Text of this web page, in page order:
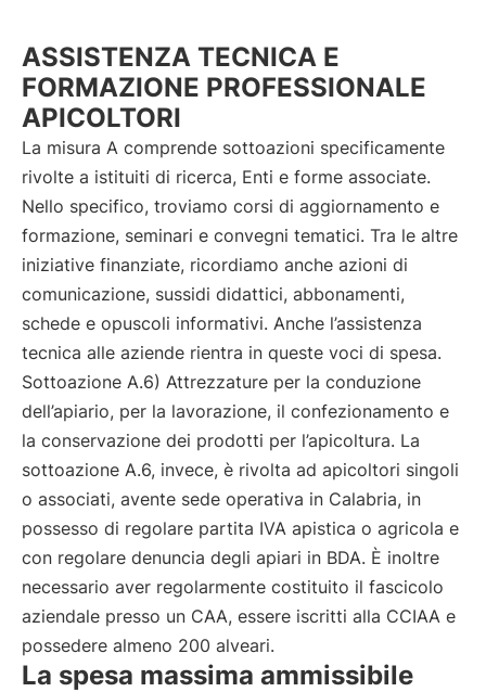
ASSISTENZA TECNICA E
FORMAZIONE PROFESSIONALE
APICOLTORI
La misura A comprende sottoazioni specificamente
rivolte a istituiti di ricerca, Enti e forme associate.
Nello specifico, troviamo corsi di aggiornamento e
formazione, seminari e convegni tematici. Tra le altre
iniziative finanziate, ricordiamo anche azioni di
comunicazione, sussidi didattici, abbonamenti,
schede e opuscoli informativi. Anche l’assistenza
tecnica alle aziende rientra in queste voci di spesa.
Sottoazione A.6) Attrezzature per la conduzione
dell’apiario, per la lavorazione, il confezionamento e
la conservazione dei prodotti per l’apicoltura. La
sottoazione A.6, invece, è rivolta ad apicoltori singoli
o associati, avente sede operativa in Calabria, in
possesso di regolare partita IVA apistica o agricola e
con regolare denuncia degli apiari in BDA. È inoltre
necessario aver regolarmente costituito il fascicolo
aziendale presso un CAA, essere iscritti alla CCIAA e
possedere almeno 200 alveari.
La spesa massima ammissibile